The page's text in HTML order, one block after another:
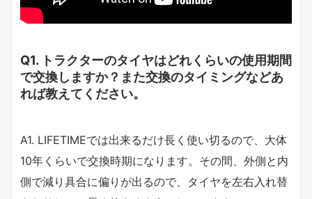
Q1. トラクターのタイヤはどれくらいの使用期間
で交換しますか？また交換のタイミングなどあ
れば教えてください。
A1. LIFETIMEでは出来るだけ長く使い切るので、大体
10年くらいで交換時期になります。その間、外側と内
側で減り具合に偏りが出るので、タイヤを左右入れ替